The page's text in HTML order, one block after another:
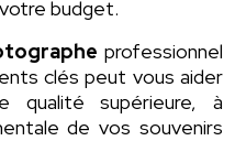
budget.
professionnel
clés peut vous aider
supérieure, à
de vos souvenirs